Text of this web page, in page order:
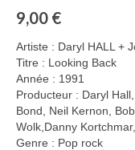
9,00 €
Artiste : Daryl HALL +
Titre : Looking Back
Année : 1991
Producteur : Daryl
Bond, Neil Kernon,
Wolk,Danny
Genre : Pop rock